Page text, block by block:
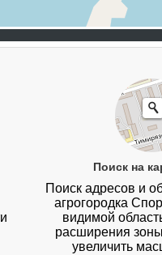
Поиск на
Поиск адресов и
агрогородка
видимой
расширения
увеличить